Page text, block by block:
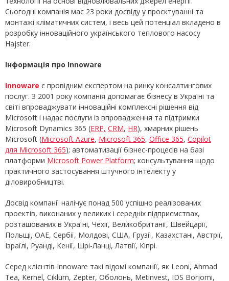
Сьогодні компанія має 23 роки досвіду у проєктуванні та
монтажі кліматичних систем, і весь цей потенціал вкладено в
розробку інноваційного українського теплового насосу
Hajster.
Інформація про Innoware
Innoware є провідним експертом на ринку консалтингових
послуг. З 2001 року компанія допомагає бізнесу в Україні та
світі впроваджувати інноваційні комплексні рішення від
Microsoft і надає послуги із впровадження та підтримки
Microsoft Dynamics 365 (ERP, CRM, НR), хмарних рішень
Microsoft (Microsoft Azure, Microsoft 365, Office 365, Copilot
для Microsoft 365); автоматизації бізнес-процесів на базі
платформи Microsoft Power Platform; консультування щодо
практичного застосування штучного інтелекту у
діловиробництві.
Досвід компанії налічує понад 500 успішно реалізованих
проектів, виконаних у великих і середніх підприємствах,
розташованих в Україні, Чехії, Великобританії, Швейцарії,
Польщі, ОАЕ, Сербії, Молдові, США, Грузії, Казахстані, Австрії,
Ізраїлі, Руанді, Кенії, Шрі-Ланці, Латвії, Кіпрі.
Серед клієнтів Innoware такі відомі компанії, як Leoni, Ahmad
Tea, Kernel, Ciklum, Zepter, Оболонь, Metinvest, IDS Borjomi,